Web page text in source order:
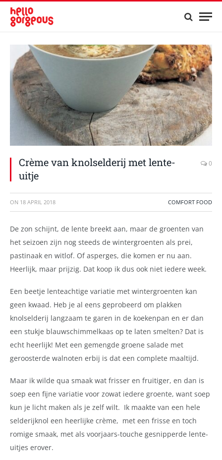
Crème van knolselderij met lente-
uitje
0
ON 18 APRIL 2018 COMFORT FOOD
De zon schijnt, de lente breekt aan, maar de groenten van
het seizoen zijn nog steeds de wintergroenten als prei,
pastinaak en witlof. Of asperges, die komen er nu aan.
Heerlijk, maar prijzig. Dat koop ik dus ook niet iedere week.
Een beetje lenteachtige variatie met wintergroenten kan
geen kwaad. Heb je al eens geprobeerd om plakken
knolselderij langzaam te garen in de koekenpan en er dan
een stukje blauwschimmelkaas op te laten smelten? Dat is
echt heerlijk! Met een gemengde groene salade met
geroosterde walnoten erbij is dat een complete maaltijd.
Maar ik wilde qua smaak wat frisser en fruitiger, en dan is
soep een fijne variatie voor zowat iedere groente, want soep
kun je licht maken als je zelf wilt. Ik maakte van een hele
selderijknol een heerlijke crème, met een frisse en toch
romige smaak, met als voorjaars-touche gesnipperde lente-
uitjes erover.